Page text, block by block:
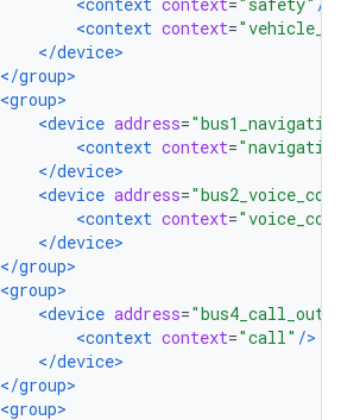
<context context=
</device>
</group>
<group>
<device address=
<context context=
</device>
<device address=
<context context=
</device>
</group>
<group>
<device address="bus4_call_out"
<context context="call" />
</device>
</group>
<group>